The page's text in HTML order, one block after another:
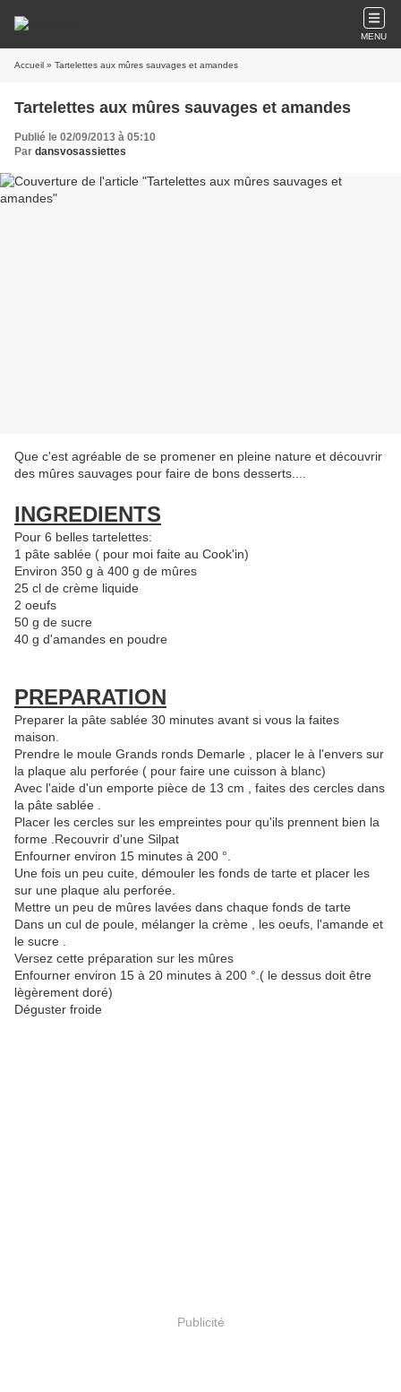
MENU
Accueil » Tartelettes aux mûres sauvages et amandes
Tartelettes aux mûres sauvages et amandes
Publié le 02/09/2013 à 05:10
Par dansvosassiettes
Que c'est agréable de se promener en pleine nature et découvrir
des mûres sauvages pour faire de bons desserts....
INGREDIENTS
Pour 6 belles tartelettes:
1 pâte sablée ( pour moi faite au Cook'in)
Environ 350 g à 400 g de mûres
25 cl de crème liquide
2 oeufs
50 g de sucre
40 g d'amandes en poudre
PREPARATION
Preparer la pâte sablée 30 minutes avant si vous la faites
maison.
Prendre le moule Grands ronds Demarle , placer le à l'envers sur
la plaque alu perforée ( pour faire une cuisson à blanc)
Avec l'aide d'un emporte pièce de 13 cm , faites des cercles dans
la pâte sablée .
Placer les cercles sur les empreintes pour qu'ils prennent bien la
forme .Recouvrir d'une Silpat
Enfourner environ 15 minutes à 200 °.
Une fois un peu cuite, démouler les fonds de tarte et placer les
sur une plaque alu perforée.
Mettre un peu de mûres lavées dans chaque fonds de tarte
Dans un cul de poule, mélanger la crème , les oeufs, l'amande et
le sucre .
Versez cette préparation sur les mûres
Enfourner environ 15 à 20 minutes à 200 °.( le dessus doit être
lègèrement doré)
Déguster froide
Publicité